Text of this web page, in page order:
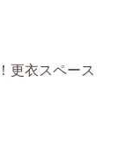
更衣スペース